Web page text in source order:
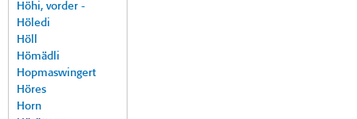
Höhi, vorder -
Höledi
Höll
Hömädli
Hopmaswingert
Höres
Horn